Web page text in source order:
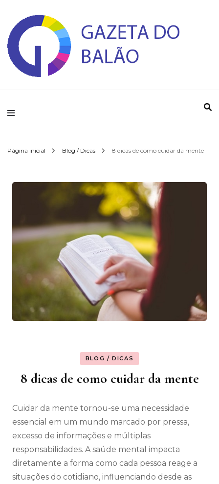
Gazeta do Balao
Página inicial Blog / Dicas 8 dicas de como cuidar da mente
BLOG / DICAS
8 dicas de como cuidar da mente
Cuidar da mente tornou-se uma necessidade
essencial em um mundo marcado por pressa,
excesso de informações e múltiplas
responsabilidades. A saúde mental impacta
diretamente a forma como cada pessoa reage a
situações do cotidiano, influenciando desde as